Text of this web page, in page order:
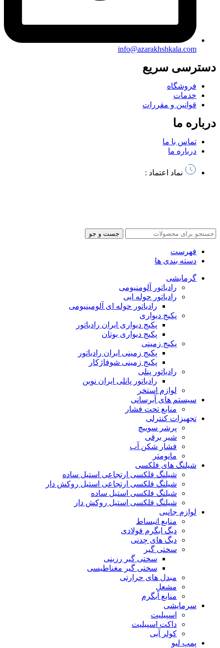
info@azarakhshkala.com
دسترسی سریع
فروشگاه
خدمات
قوانین و مقررات
درباره ما
تماس با ما
درباره ما
نماد اعتماد :
جست و جو
فهرست
دسته بندی ها
گرمایشی
رادیاتور آلومنیومی
رادیاتور حوله ایی
رادیاتور حوله ای آلومینیومی
پکیج دیواری
پکیج دیواری ایران رادیاتور
پکیج دیواری بوتان
پکیج زمینی
پکیج زمینی ایران رادیاتور
پکیج زمینی شوفاژکار
رادیاتور پنلی
رادیاتور پانلی ایران نوین
لوازم استخر
سیستم های آبرسانی
منابع تحت فشار
تجهیزات کنترلی
پرشر سوییچ
شیر برقی
فشار شکن آب
مانومتر
شیلنگ های فلکسی
شیلنگ فلکسی ارتجاعی استیل ساده
شیلنگ فلکسی ارتجاعی استیل روکش دار
شیلنگ فلکسی استیل ساده
شیلنگ فلکسی استیل روکش دار
لوازم جانبی
منابع انبساط
دیگ ابگرم فولادی
دیگ های چدنی
سختی گیر
سختی گیر رزینی
سختی گیر مغناطیسی
مبدل های حرارتی
مشعل
منابع آبگرم
سرمایشی
اسپیلیت
داکت اسپیلیت
کولر آبی
پمپ لیو